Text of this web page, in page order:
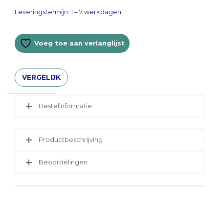
Leveringstermijn: 1 – 7 werkdagen
Voeg toe aan verlanglijst
VERGELIJK
Bestelinformatie:
Productbeschrijving
Beoordelingen